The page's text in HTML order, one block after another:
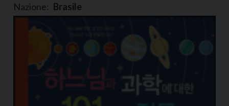
Nazione: Brasile